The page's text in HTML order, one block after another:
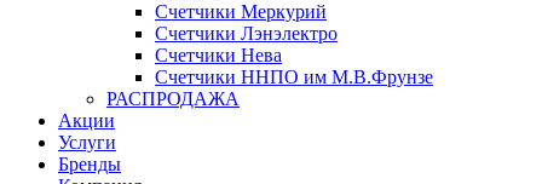
Счетчики Меркурий
Счетчики Лэнэлектро
Счетчики Нева
Счетчики ННПО им М.В.Фрунзе
РАСПРОДАЖА
Акции
Услуги
Бренды